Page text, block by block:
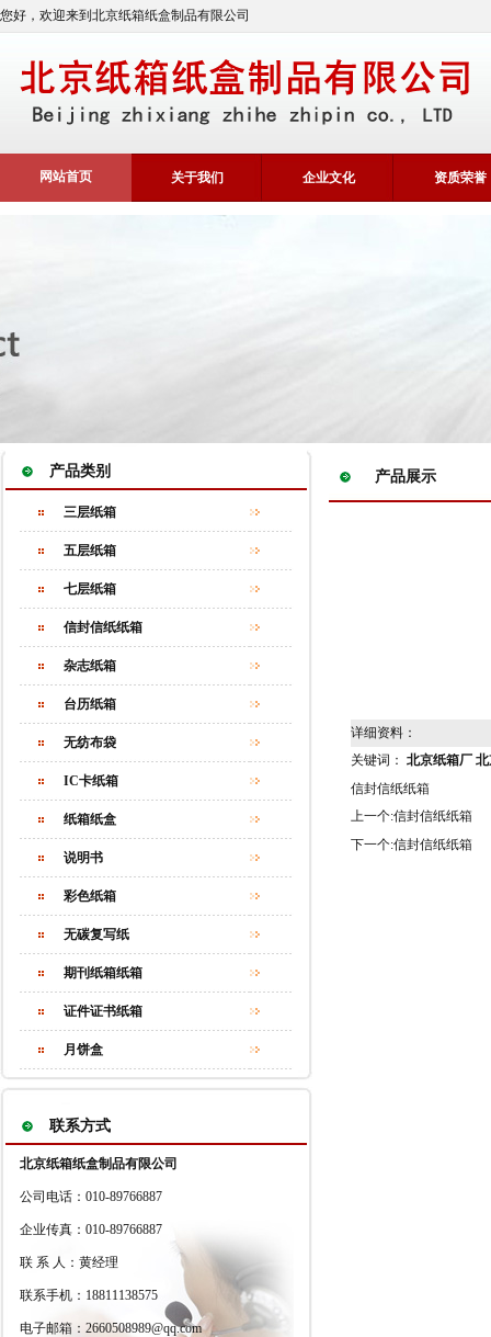
您好，欢迎来到北京纸箱纸盒制品有限公司
网站首页 关于我们 企业文化 资质荣誉
产品类别
三层纸箱
五层纸箱
七层纸箱
信封信纸纸箱
杂志纸箱
台历纸箱
无纺布袋
IC卡纸箱
纸箱纸盒
说明书
彩色纸箱
无碳复写纸
期刊纸箱纸箱
证件证书纸箱
月饼盒
联系方式
北京纸箱纸盒制品有限公司
公司电话：010-89766887
企业传真：010-89766887
联 系 人：黄经理
联系手机：18811138575
电子邮箱：2660508989@qq.com
产品展示
详细资料：
关键词： 北京纸箱厂
信封信纸纸箱
上一个:信封信纸纸箱
下一个:信封信纸纸箱